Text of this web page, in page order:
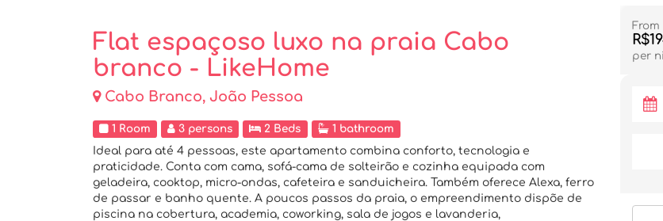
Flat espaçoso luxo na praia Cabo
branco - LikeHome
Cabo Branco, João Pessoa
1 Room 3 persons 2 Beds
1 bathroom
Ideal para até 4 pessoas, este apartamento combina conforto, tecnologia e
praticidade. Conta com cama, sofá-cama de solteirão e cozinha equipada com
geladeira, cooktop, micro-ondas, cafeteira e sanduicheira. Também oferece Alexa, ferro
de passar e banho quente. A poucos passos da praia, o empreendimento dispõe de
piscina na cobertura, academia, coworking, sala de jogos e lavanderia,
From
per